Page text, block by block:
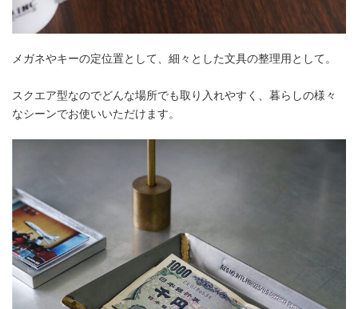
メガネやキーの定位置として、細々とした文具の整理用として。
スクエア型なのでどんな場所でも取り入れやすく、暮らしの様々
なシーンでお使いいただけます。